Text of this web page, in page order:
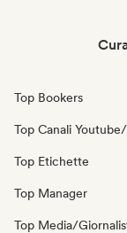
Top Bookers
Top Canali
Top Etichette
Top Manager
Top Media/